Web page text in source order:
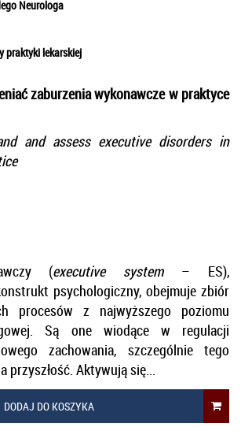
Neurologa
praktyki lekarskiej
zaburzenia wykonawcze w praktyce
and assess executive disorders in
practice
(executive system – ES),
psychologiczny, obejmuje zbiór
procesów z najwyższego poziomu
Są one wiodące w regulacji
zachowania, szczególnie tego
przyszłość. Aktywują się...
DODAJ DO KOSZYKA